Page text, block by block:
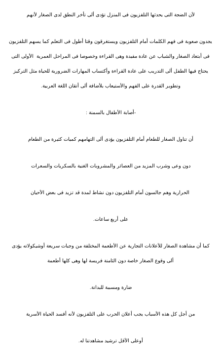
لأن الضجة التى يحدثها التلفزيون فى المنزل تؤدى ألى تأخر النطق لدى الصغار لأنهم
يجدون صعوبة فى فهم الكلمات أمام التلفزيون ويستغرقون وقتا أطول فى التعلم كما يسهم التلفزيون
فى أبتعاد الصغار والشباب عن عادة مفيدة وهى القراءة وخصوصا فى المراحل العمرية الأولى التى
يحتاج فيها الطفل ألى التدريب على عادة القراءة وأكتساب المهارات الضرورية للحياة مثل التركيز
وتطوير القدرة على الفهم والأستيعاب بلأضافة ألى أتقان اللغة العربية.
-أصابة الأطفال بالسمنة :
أن تناول الصغار للطعام أمام التلفزيون يؤدى ألى التهامهم كميات كثيرة من الطعام
دون وعى وشرب المزيد من العصائر والمشروبات الغنية بالسكريات والسعرات
الحرارية وهم جالسون أمام التلفزيون دون نشاط لمدة قد تزيد فى بعض الأحيان
على أربع ساعات.
كما أن مشاهدة الصغار للأعلانات التجارية عن الأطعمة المختلفة من وجبات سريعة أوشيكولاته يؤدى
ألى وقوع الصغار خاصة دون الثامنة فريسة لها وهى كلها أطعمة
ضارة ومسببة للبدانة.
من أجل كل هذه الأسباب يجب أعلان الحرب على التلفزيون لأنه أفسد الحياة الأسرية
أوعلى الأقل ترشيد مشاهدتنا له.